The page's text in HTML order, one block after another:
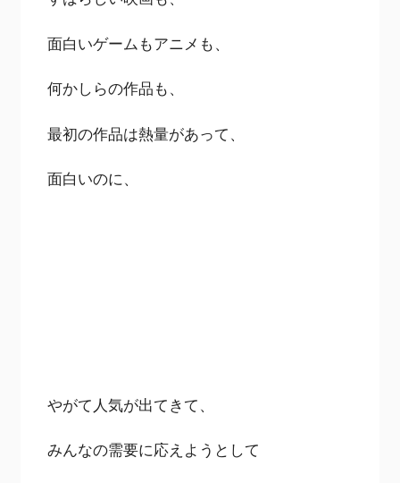
面白いゲームもアニメも、
何かしらの作品も、
最初の作品は熱量があって、
面白いのに、
やがて人気が出てきて、
みんなの需要に応えようとして